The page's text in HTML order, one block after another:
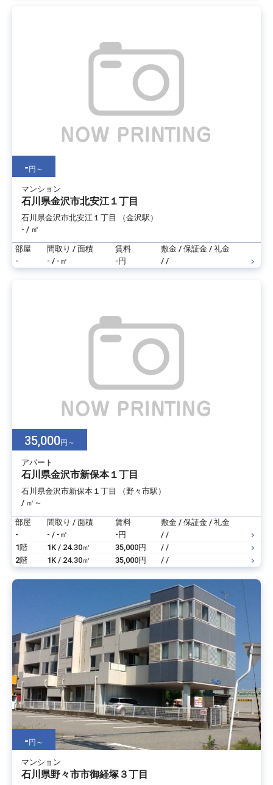
-円～
マンション
石川県金沢市北安江１丁目
石川県金沢市北安江１丁目 （金沢駅）
- / ㎡
部屋 間取り / 面積 賃料
敷金 / 保証金 / 礼金
-
- / -㎡ -円 / /
35,000円～
アパート
石川県金沢市新保本１丁目
石川県金沢市新保本１丁目 （野々市駅）
/ ㎡～
部屋 間取り / 面積 賃料
敷金 / 保証金 / 礼金
-
- / -㎡ -円
/ /
1階
1K / 24.30㎡ 35,000円
/ /
2階
1K / 24.30㎡ 35,000円 / /
-円～
マンション
石川県野々市市御経塚３丁目